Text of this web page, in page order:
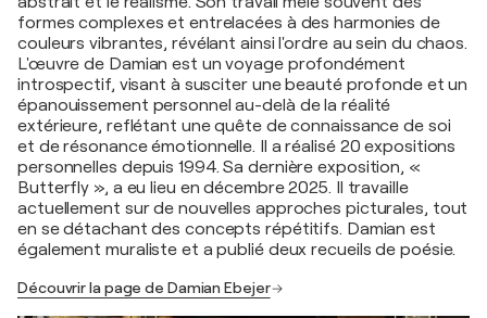
formes complexes et entrelacées à des harmonies de
couleurs vibrantes, révélant ainsi l'ordre au sein du chaos.
L'œuvre de Damian est un voyage profondément
introspectif, visant à susciter une beauté profonde et un
épanouissement personnel au-delà de la réalité
extérieure, reflétant une quête de connaissance de soi
et de résonance émotionnelle. Il a réalisé 20 expositions
personnelles depuis 1994. Sa dernière exposition, «
Butterfly », a eu lieu en décembre 2025. Il travaille
actuellement sur de nouvelles approches picturales, tout
en se détachant des concepts répétitifs. Damian est
également muraliste et a publié deux recueils de poésie.
Découvrir la page de Damian Ebejer